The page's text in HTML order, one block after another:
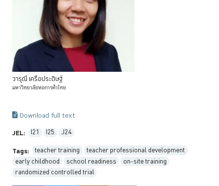
วารุณี เครือประดิษฐ์
มหาวิทยาลัยหอการค้าไทย
Download full text
JEL: I21 I25 J24
Tags: teacher training
teacher professional development
early childhood
school readiness
on-site training
randomized controlled trial